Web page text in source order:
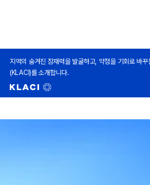
지역의 숨겨진 잠재력을 발굴하고, 약점을 기회로 바
(KLACI)를 소개합니다.